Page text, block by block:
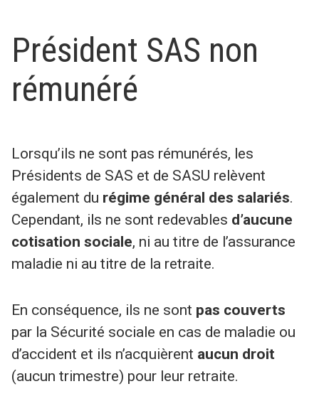
Président SAS non
rémunéré
Lorsqu’ils ne sont pas rémunérés, les
Présidents de SAS et de SASU relèvent
également du régime général des salariés.
Cependant, ils ne sont redevables d’aucune
cotisation sociale, ni au titre de l’assurance
maladie ni au titre de la retraite.
En conséquence, ils ne sont pas couverts
par la Sécurité sociale en cas de maladie ou
d’accident et ils n’acquièrent aucun droit
(aucun trimestre) pour leur retraite.